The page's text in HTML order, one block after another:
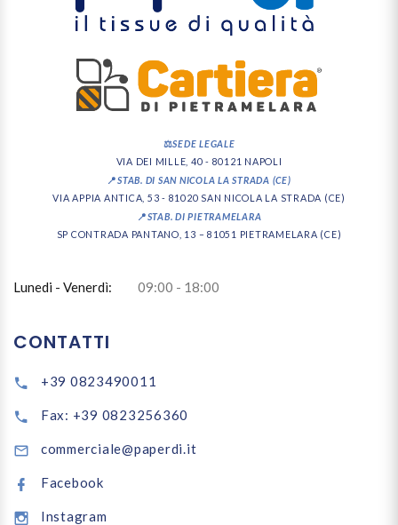
⚖️SEDE LEGALE
VIA DEI MILLE, 40 - 80121 NAPOLI
📍STAB. DI SAN NICOLA LA STRADA (CE)
VIA APPIA ANTICA, 53 - 81020 SAN NICOLA LA STRADA (CE)
📍STAB. DI PIETRAMELARA
SP CONTRADA PANTANO, 13 – 81051 PIETRAMELARA (CE)
Lunedi - Venerdì: 09:00 - 18:00
CONTATTI
+39 0823490011
Fax: +39 0823256360
commerciale@paperdi.it
Facebook
Instagram